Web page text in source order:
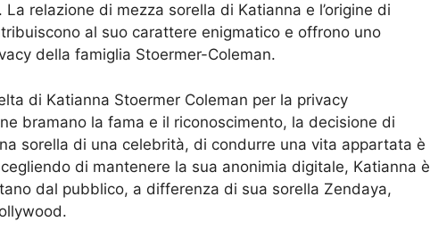
relazione di mezza sorella di Katianna e l’origine di
al suo carattere enigmatico e offrono uno
della famiglia Stoermer-Coleman.
di Katianna Stoermer Coleman per la privacy
bramano la fama e il riconoscimento, la decisione di
sorella di una celebrità, di condurre una vita appartata è
di mantenere la sua anonimia digitale, Katianna è
dal pubblico, a differenza di sua sorella Zendaya,